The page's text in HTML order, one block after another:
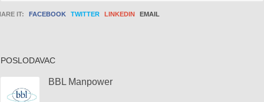
IT: FACEBOOK TWITTER LINKEDIN EMAIL
POSLODAVAC
BBL Manpower